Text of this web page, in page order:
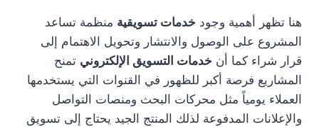
هنا تظهر أهمية وجود خدمات تسويقية منظمة تساعد
المشروع على الوصول والانتشار وتحويل الاهتمام إلى
قرار شراء كما أن خدمات التسويق الإلكتروني تمنح
المشاريع فرصة أكبر للظهور في القنوات التي يستخدمها
العملاء يومياً مثل محركات البحث ومنصات التواصل
والإعلانات المدفوعة لذلك المنتج الجيد يحتاج إلى تسويق